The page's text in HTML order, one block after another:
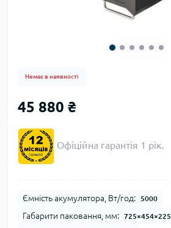
Немає в наявності
45 880 ₴
Офіційна гарантія 1 рік.
Ємність акумулятора, Вт/год: 5000
Габарити паковання, мм: 725×454×225